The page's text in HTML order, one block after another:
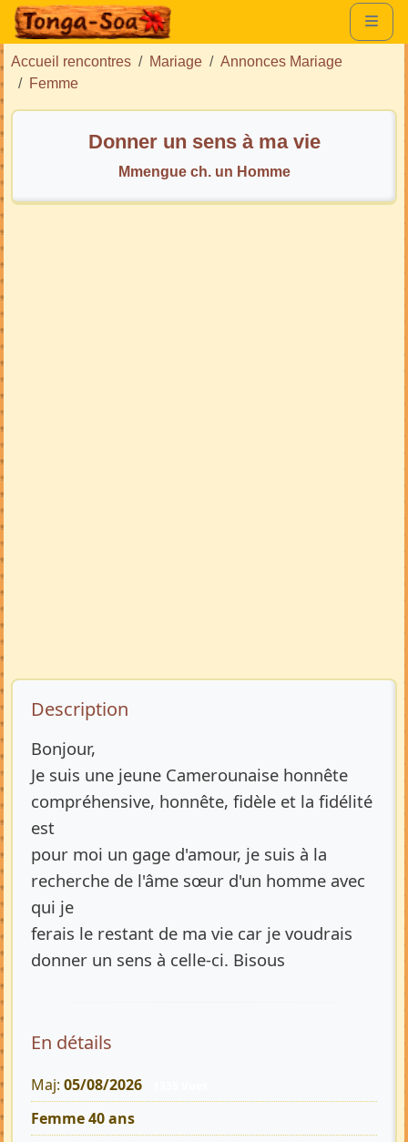
Accueil rencontres Mariage
Annonces Mariage
Femme
Donner un sens à ma vie
Mmengue ch. un Homme
Description de l’annonce
Description
Bonjour,
Je suis une jeune Camerounaise honnête
compréhensive, honnête, fidèle et la fidélité
est
pour moi un gage d'amour, je suis à la
recherche de l'âme sœur d'un homme avec
qui je
ferais le restant de ma vie car je voudrais
donner un sens à celle-ci. Bisous
En détails
Maj: 05/08/2026
Femme 40 ans